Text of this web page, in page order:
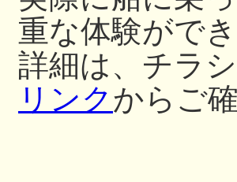
重な体験がで
詳細は、チラ
リンクからご